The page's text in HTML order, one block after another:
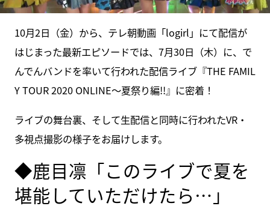
10月2日（金）から、テレ朝動画「logirl」にて配信が
はじまった最新エピソードでは、7月30日（木）に、で
んでんバンドを率いて行われた配信ライブ『THE FAMIL
Y TOUR 2020 ONLINE～夏祭り編!!』に密着！
ライブの舞台裏、そして生配信と同時に行われたVR・
多視点撮影の様子をお届けします。
◆鹿目凛「このライブで夏を
堪能していただけたら…」